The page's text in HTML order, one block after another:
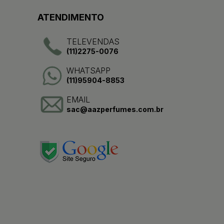
ATENDIMENTO
TELEVENDAS
(11)2275-0076
WHATSAPP
(11)95904-8853
EMAIL
sac@aazperfumes.com.br